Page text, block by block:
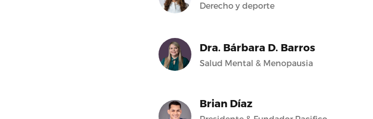
Derecho y deporte
Dra. Bárbara D. Barros
Salud Mental & Menopausia
Brian Díaz